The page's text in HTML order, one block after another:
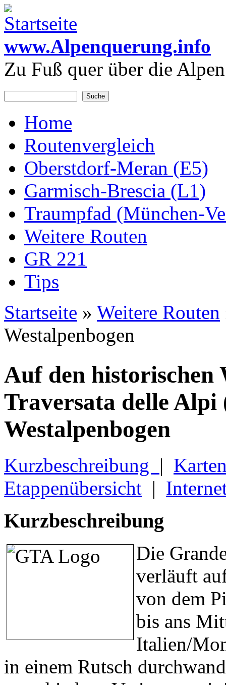
Direkt zum Inhalt
www.Alpenquerung.info
Zu Fuß quer über die Alpen
Hauptmenü
Home
Routenvergleich
Oberstdorf-Meran (E5)
Garmisch-Brescia (L1)
Traumpfad (München-
Weitere Routen
GR 221
Tips
Sie sind hier
Startseite » Weitere Routen
Westalpenbogen
Auf den historischen
Traversata delle Alpi
Westalpenbogen
Kurzbeschreibung |
Etappenübersicht |
Kurzbeschreibung
Die
verläuft
von dem
bis ans
Italien/
in einem Rutsch